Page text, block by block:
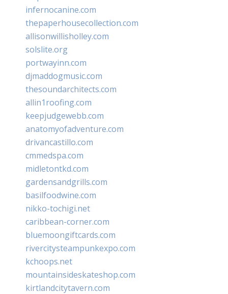
infernocanine.com
thepaperhousecollection.com
allisonwillisholley.com
solslite.org
portwayinn.com
djmaddogmusic.com
thesoundarchitects.com
allin1roofing.com
keepjudgewebb.com
anatomyofadventure.com
drivancastillo.com
cmmedspa.com
midletontkd.com
gardensandgrills.com
basilfoodwine.com
nikko-tochigi.net
caribbean-corner.com
bluemoongiftcards.com
rivercitysteampunkexpo.com
kchoops.net
mountainsideskateshop.com
kirtlandcitytavern.com